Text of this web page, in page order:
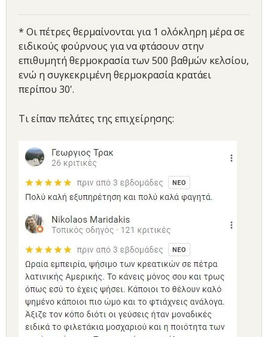
* Οι πέτρες θερμαίνονται για 1 ολόκληρη μέρα σε
ειδικούς φούρνους για να φτάσουν στην
επιθυμητή θερμοκρασία των 500 βαθμών κελσίου,
ενώ η συγκεκριμένη θερμοκρασία κρατάει
περίπου 30'.
Τι είπαν πελάτες της επιχείρησης: